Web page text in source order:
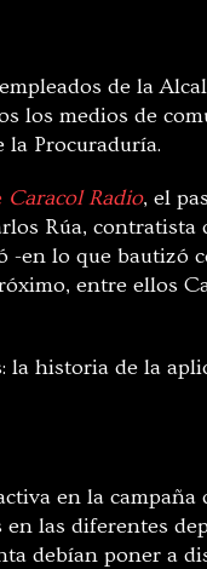
de la
los medios de
la Procuraduría.
Caracol Radio, el
Rúa,
en lo que bautizó
entre ellos
la historia de la
en la campaña
las diferentes
debían poner a